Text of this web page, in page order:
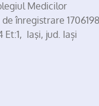
Medicilor
înregistrare
Iaşi, jud. Iași